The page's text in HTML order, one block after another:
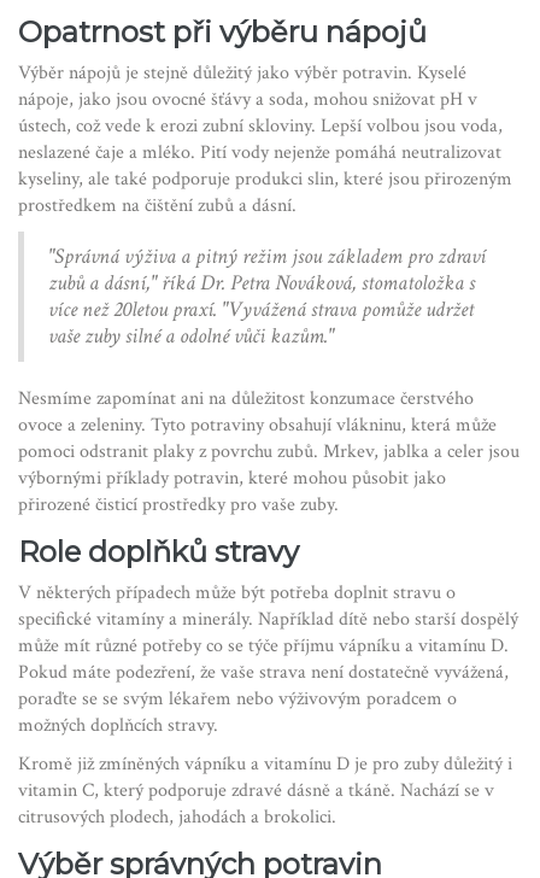
Opatrnost při výběru nápojů
Výběr nápojů je stejně důležitý jako výběr potravin. Kyselé
nápoje, jako jsou ovocné šťávy a soda, mohou snižovat pH v
ústech, což vede k erozi zubní skloviny. Lepší volbou jsou voda,
neslazené čaje a mléko. Pití vody nejenže pomáhá neutralizovat
kyseliny, ale také podporuje produkci slin, které jsou přirozeným
prostředkem na čištění zubů a dásní.
"Správná výživa a pitný režim jsou základem pro zdraví
zubů a dásní," říká Dr. Petra Nováková, stomatoložka s
více než 20letou praxí. "Vyvážená strava pomůže udržet
vaše zuby silné a odolné vůči kazům."
Nesmíme zapomínat ani na důležitost konzumace čerstvého
ovoce a zeleniny. Tyto potraviny obsahují vlákninu, která může
pomoci odstranit plaky z povrchu zubů. Mrkev, jablka a celer jsou
výbornými příklady potravin, které mohou působit jako
přirozené čisticí prostředky pro vaše zuby.
Role doplňků stravy
V některých případech může být potřeba doplnit stravu o
specifické vitamíny a minerály. Například dítě nebo starší dospělý
může mít různé potřeby co se týče příjmu vápníku a vitamínu D.
Pokud máte podezření, že vaše strava není dostatečně vyvážená,
poraďte se se svým lékařem nebo výživovým poradcem o
možných doplňcích stravy.
Kromě již zmíněných vápníku a vitamínu D je pro zuby důležitý i
vitamin C, který podporuje zdravé dásně a tkáně. Nachází se v
citrusových plodech, jahodách a brokolici.
Výběr správných potravin